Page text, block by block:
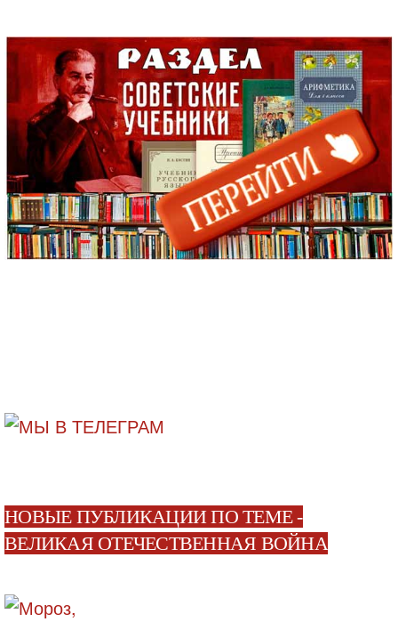
НОВЫЕ ПУБЛИКАЦИИ ПО ТЕМЕ -
ВЕЛИКАЯ ОТЕЧЕСТВЕННАЯ ВОЙНА